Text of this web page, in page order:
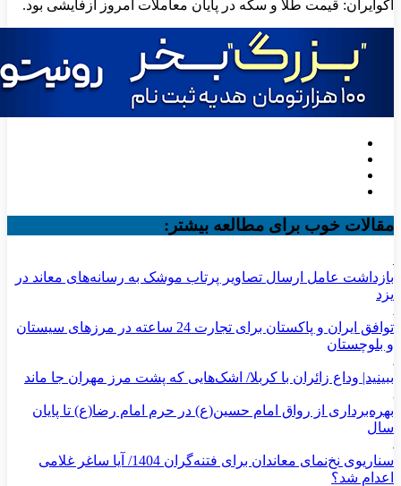
اکوایران: قیمت طلا و سکه در پایان معاملات امروز ازفایشی بود.
مقالات خوب برای مطالعه بیشتر:
بازداشت عامل ارسال تصاویر پرتاب موشک به رسانه‌های معاند در
یزد
توافق ایران و پاکستان برای تجارت 24 ساعته در مرزهای سیستان
و بلوچستان
ببینید| وداع زائران با کربلا/ اشک‌هایی که پشت مرز مهران جا ماند
بهره‌برداری از رواق امام حسین(ع) در حرم امام رضا(ع) تا پایان
سال
سناریوی نخ‌نمای معاندان برای ‌فتنه‌گران 1404/ آیا ساغر غلامی
اعدام شد؟